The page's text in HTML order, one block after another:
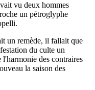
vu deux hommes
un pétroglyphe
un remède, il fallait que
du culte un
des contraires
la saison des